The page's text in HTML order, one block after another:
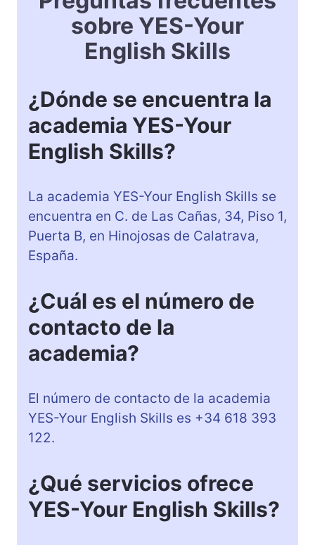
sobre YES-Your
English Skills
¿Dónde se encuentra la
academia YES-Your
English Skills?
La academia YES-Your English Skills se
encuentra en C. de Las Cañas, 34, Piso 1,
Puerta B, en Hinojosas de Calatrava,
España.
¿Cuál es el número de
contacto de la
academia?
El número de contacto de la academia
YES-Your English Skills es +34 618 393
122.
¿Qué servicios ofrece
YES-Your English Skills?